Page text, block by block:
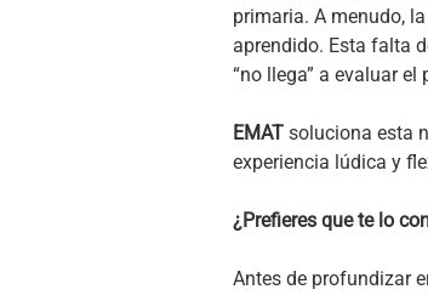
primaria. A menudo,
aprendido. Esta falta
“no llega” a evaluar
EMAT soluciona esta
experiencia lúdica y
¿Prefieres que te lo
Antes de profundizar